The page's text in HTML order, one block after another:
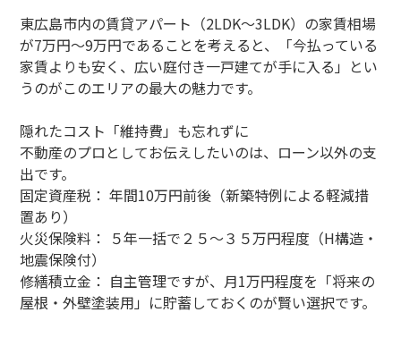
東広島市内の賃貸アパート（2LDK〜3LDK）の家賃相場
が7万円〜9万円であることを考えると、「今払っている
家賃よりも安く、広い庭付き一戸建てが手に入る」とい
うのがこのエリアの最大の魅力です。
隠れたコスト「維持費」も忘れずに
不動産のプロとしてお伝えしたいのは、ローン以外の支
出です。
固定資産税： 年間10万円前後（新築特例による軽減措
置あり）
火災保険料： ５年一括で２５〜３５万円程度（H構造・
地震保険付）
修繕積立金： 自主管理ですが、月1万円程度を「将来の
屋根・外壁塗装用」に貯蓄しておくのが賢い選択です。